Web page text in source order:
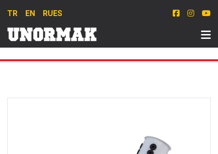
TR EN RUES